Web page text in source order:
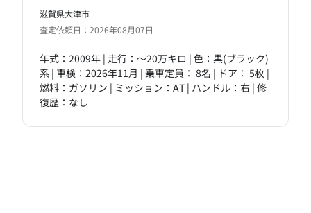
滋賀県大津市
査定依頼日：2026年08月07日
年式：2009年 | 走行：～20万キロ | 色：黒(ブラック)
系 | 車検：2026年11月 | 乗車定員： 8名 | ドア： 5枚 |
燃料：ガソリン | ミッション：AT | ハンドル：右 | 修
復歴：なし